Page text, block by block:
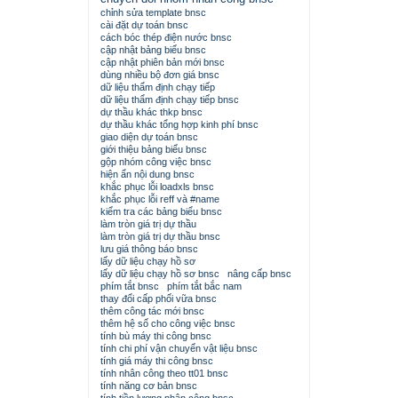
chỉnh sửa template bnsc
cài đặt dự toán bnsc
cách bóc thép điện nước bnsc
cập nhật bảng biểu bnsc
cập nhật phiên bản mới bnsc
dùng nhiều bộ đơn giá bnsc
dữ liệu thẩm định chạy tiếp
dữ liệu thẩm định chạy tiếp bnsc
dự thầu khác thkp bnsc
dự thầu khác tổng hợp kinh phí bnsc
giao diện dự toán bnsc
giới thiệu bảng biểu bnsc
gộp nhóm công việc bnsc
hiện ẩn nội dung bnsc
khắc phục lỗi loadxls bnsc
khắc phục lỗi reff và #name
kiểm tra các bảng biểu bnsc
làm tròn giá trị dự thầu
làm tròn giá trị dự thầu bnsc
lưu giá thông báo bnsc
lấy dữ liệu chạy hồ sơ
lấy dữ liệu chạy hồ sơ bnsc
nâng cấp bnsc
phím tắt bnsc
phím tắt bắc nam
thay đổi cấp phối vữa bnsc
thêm công tác mới bnsc
thêm hệ số cho công việc bnsc
tính bù máy thi công bnsc
tính chi phí vận chuyển vật liệu bnsc
tính giá máy thi công bnsc
tính nhân công theo tt01 bnsc
tính năng cơ bản bnsc